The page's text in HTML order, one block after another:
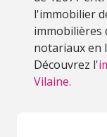
l'immobilier
immobilières
notariaux en
Découvrez l'
Vilaine.